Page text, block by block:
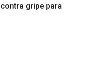
gripe para